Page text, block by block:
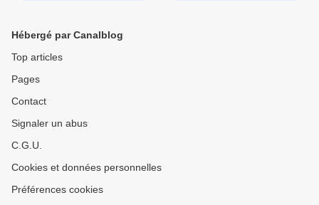
Hébergé par Canalblog
Top articles
Pages
Contact
Signaler un abus
C.G.U.
Cookies et données personnelles
Préférences cookies